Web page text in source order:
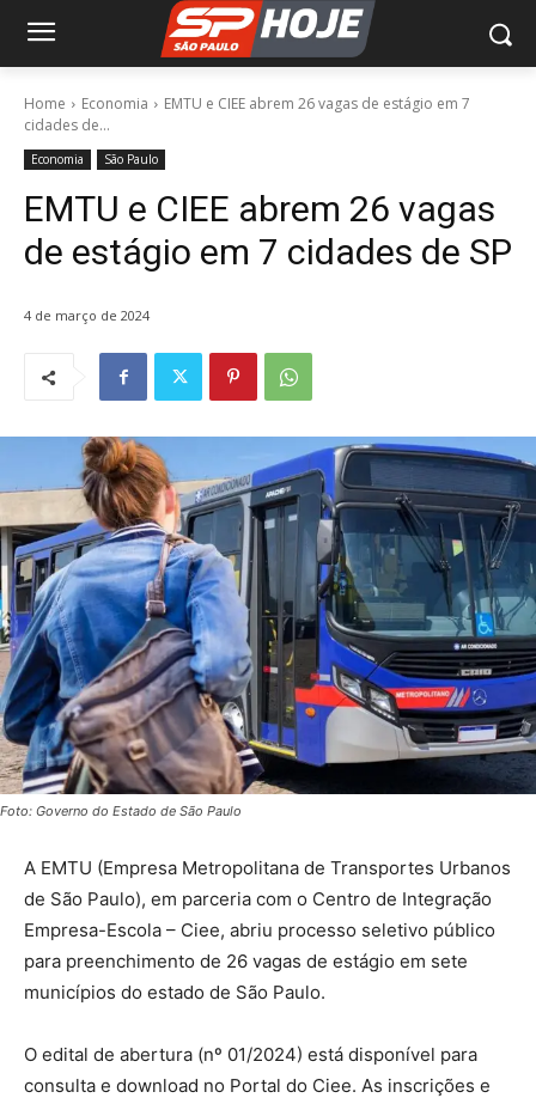
Home Economia
EMTU e CIEE abrem 26 vagas de estágio em 7
cidades de...
Economia São Paulo
EMTU e CIEE abrem 26 vagas
de estágio em 7 cidades de SP
4 de março de 2024
Foto: Governo do Estado de São Paulo
A EMTU (Empresa Metropolitana de Transportes Urbanos
de São Paulo), em parceria com o Centro de Integração
Empresa-Escola – Ciee, abriu processo seletivo público
para preenchimento de 26 vagas de estágio em sete
municípios do estado de São Paulo.
O edital de abertura (nº 01/2024) está disponível para
consulta e download no Portal do Ciee. As inscrições e